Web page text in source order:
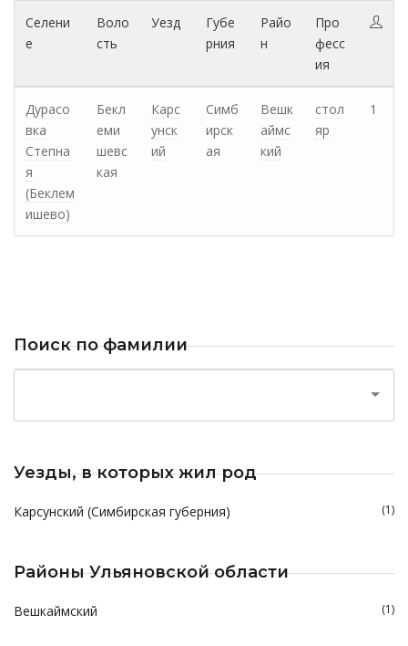
Селени
е
Воло
сть
Уезд
Губе
рния
Райо
н
Про
фесс
ия
Дурасо
вка
Степна
я
(Беклем
ишево)
Бекл
еми
шевс
кая
Карс
унск
ий
Симб
ирск
ая
Вешк
аймс
кий
стол
яр
1
Поиск по фамилии
Уезды, в которых жил род
Карсунский (Симбирская губерния) (1)
Районы Ульяновской области
Вешкаймский (1)